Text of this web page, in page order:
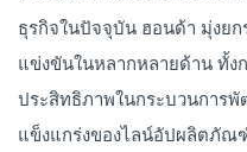
ธุรกิจในปัจจุบัน ฮอนด้า มุ่งย
แข่งขันในหลากหลายด้าน ทั้ง
ประสิทธิภาพในกระบวนการ
แข็งแกร่งของไลน์อัปผลิตภัณ